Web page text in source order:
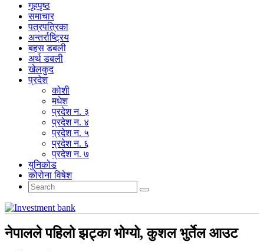
गृहपृष्‍ठ
समाचार
पत्रपत्रिका
अन्तर्राष्ट्रिय
बहस डबली
अर्थ डबली
खेलकुद
प्रदेश
कोशी
मधेश
प्रदेश न. ३
प्रदेश न. ४
प्रदेश न. ५
प्रदेश न. ६
प्रदेश न. ७
युनिकोड
कोरोना विषेश
नेपालले पहिलो झट्का भोग्यो, कुशल भुर्तेल आउट